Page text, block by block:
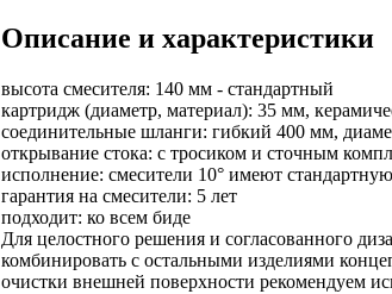
Описание и характеристики
высота смесителя: 140 мм - стандартный
картридж (диаметр, материал): 35 мм,
соединительные шланги: гибкий 400 мм,
открывание стока: с тросиком и сточным
исполнение: смесители 10° имеют
гарантия на смесители: 5 лет
подходит: ко всем биде
Для целостного решения и согласованного
комбинировать с остальными изделиями
очистки внешней поверхности рекомендуем